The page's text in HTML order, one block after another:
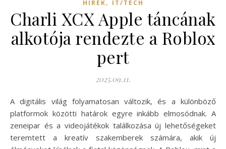
HÍREK, IT/TECH
Charli XCX Apple táncának
alkotója rendezte a Roblox
pert
2025.09.11.
A digitális világ folyamatosan változik, és a különböző
platformok közötti határok egyre inkább elmosódnak. A
zeneipar és a videojátékok találkozása új lehetőségeket
teremtett a kreatív szakemberek számára, akik új